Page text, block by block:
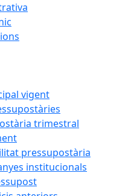
vigent
trimestral
pressupostària
institucionals